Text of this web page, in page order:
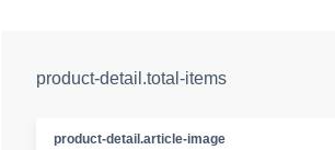
product-detail.total-items
product-detail.article-image